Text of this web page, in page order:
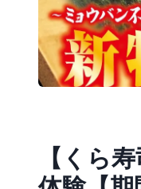
【くら